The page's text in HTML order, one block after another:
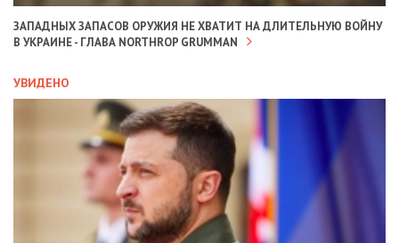
ЗАПАДНЫХ ЗАПАСОВ ОРУЖИЯ НЕ ХВАТИТ НА ДЛИТЕЛЬНУЮ ВОЙНУ
В УКРАИНЕ - ГЛАВА NORTHROP GRUMMAN
УВИДЕНО